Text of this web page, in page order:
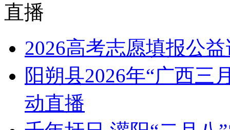
直播
2026高考志愿填报公
阳朔县2026年“广西三
动直播